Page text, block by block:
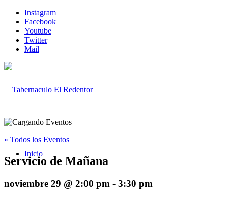
Instagram
Facebook
Youtube
Twitter
Mail
Inicio
« Todos los Eventos
Servicio de Mañana
noviembre 29 @ 2:00 pm - 3:30 pm